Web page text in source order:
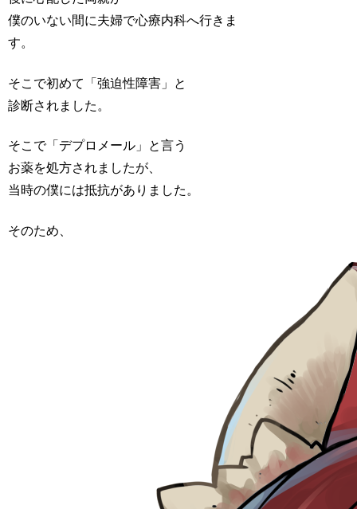
僕のいない間に夫婦で心療内科へ行きま
す。
そこで初めて「強迫性障害」と
診断されました。
そこで「デプロメール」と言う
お薬を処方されましたが、
当時の僕には抵抗がありました。
そのため、